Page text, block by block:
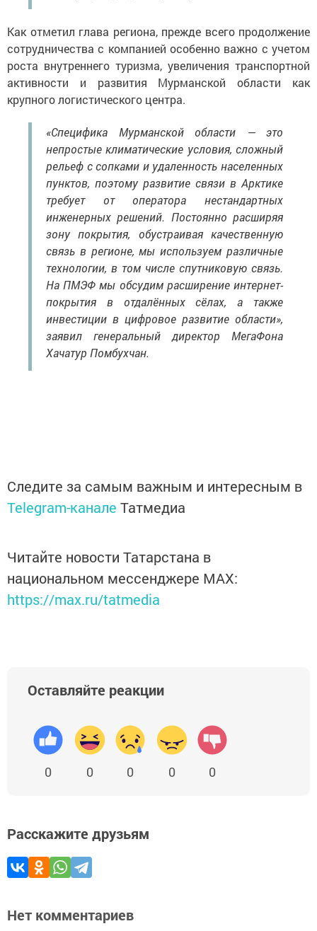
Как отметил глава региона, прежде всего продолжение
сотрудничества с компанией особенно важно с учетом
роста внутреннего туризма, увеличения транспортной
активности и развития Мурманской области как
крупного логистического центра.
«Специфика Мурманской области — это
непростые климатические условия, сложный
рельеф с сопками и удаленность населенных
пунктов, поэтому развитие связи в Арктике
требует от оператора нестандартных
инженерных решений. Постоянно расширяя
зону покрытия, обустраивая качественную
связь в регионе, мы используем различные
технологии, в том числе спутниковую связь.
На ПМЭФ мы обсудим расширение интернет-
покрытия в отдалённых сёлах, а также
инвестиции в цифровое развитие области»,
заявил генеральный директор МегаФона
Хачатур Помбухчан.
Следите за самым важным и интересным в
Telegram-канале Татмедиа
Читайте новости Татарстана в
национальном мессенджере MАХ:
https://max.ru/tatmedia
Оставляйте реакции
0 0 0 0 0
Расскажите друзьям
Нет комментариев